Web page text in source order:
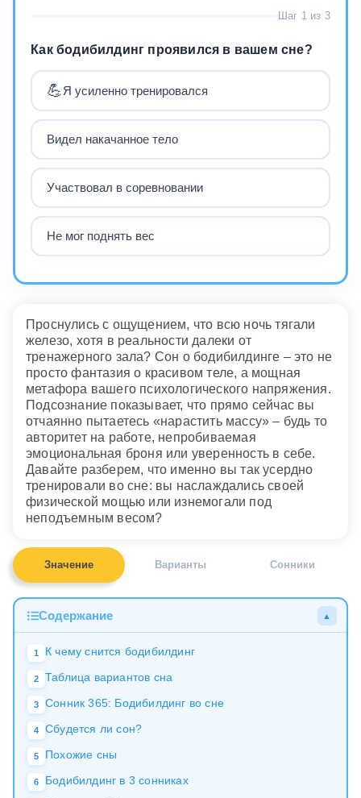
Шаг 1 из 3
Как бодибилдинг проявился в вашем сне?
💪Я усиленно тренировался
Видел накачанное тело
Участвовал в соревновании
Не мог поднять вес
Проснулись с ощущением, что всю ночь тягали
железо, хотя в реальности далеки от
тренажерного зала? Сон о бодибилдинге – это не
просто фантазия о красивом теле, а мощная
метафора вашего психологического напряжения.
Подсознание показывает, что прямо сейчас вы
отчаянно пытаетесь «нарастить массу» – будь то
авторитет на работе, непробиваемая
эмоциональная броня или уверенность в себе.
Давайте разберем, что именно вы так усердно
тренировали во сне: вы наслаждались своей
физической мощью или изнемогали под
неподъемным весом?
Значение Варианты Сонники
Содержание ▲
1 К чему снится бодибилдинг
2 Таблица вариантов сна
3 Сонник 365: Бодибилдинг во сне
4 Сбудется ли сон?
5 Похожие сны
6 Бодибилдинг в 3 сонниках